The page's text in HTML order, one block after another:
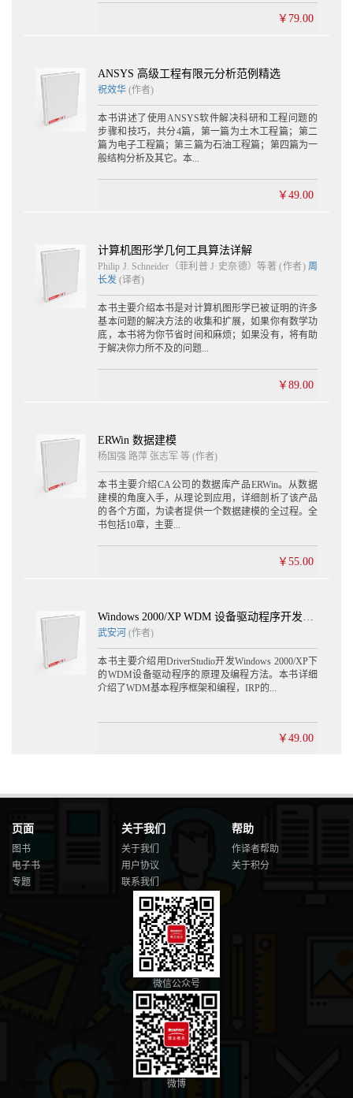
￥79.00
ANSYS 高级工程有限元分析范例精选
祝效华(作者)
本书讲述了使用ANSYS软件解决科研和工程问题的
步骤和技巧，共分4篇，第一篇为土木工程篇；第二
篇为电子工程篇；第三篇为石油工程篇；第四篇为一
般结构分析及其它。本...
￥49.00
计算机图形学几何工具算法详解
Philip J. Schneider（菲利普 J·史奈德）等著 (作者) 周
长发 (译者)
本书主要介绍本书是对计算机图形学已被证明的许多
基本问题的解决方法的收集和扩展，如果你有数学功
底，本书将为你节省时间和麻烦；如果没有，将有助
于解决你力所不及的问题...
￥89.00
ERWin 数据建模
杨国强 路萍 张志军 等 (作者)
本书主要介绍CA公司的数据库产品ERWin。从数据
建模的角度入手，从理论到应用，详细剖析了该产品
的各个方面，为读者提供一个数据建模的全过程。全
书包括10章，主要...
￥55.00
Windows 2000/XP WDM 设备驱动程序开发（第2版）(含光盘1张)
武安河 (作者)
本书主要介绍用DriverStudio开发Windows 2000/XP下
的WDM设备驱动程序的原理及编程方法。本书详细
介绍了WDM基本程序框架和编程，IRP的...
￥49.00
页面
图书
电子书
专题
关于我们
关于我们
用户协议
联系我们
帮助
作译者帮助
关于积分
微信公众号
微博